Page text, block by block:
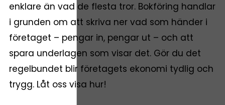
enklare än vad de flesta tror. Bokföring handlar
i grunden om att skriva ner vad som händer i
företaget – pengar in, pengar ut – och att
spara underlagen som visar det. Gör du det
regelbundet blir företagets ekonomi tydlig och
trygg. Låt oss visa hur!